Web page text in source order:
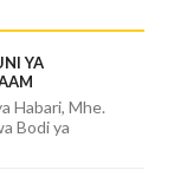
YA
Habari, Mhe.
Bodi ya